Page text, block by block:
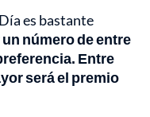
es bastante
número de entre
Entre
será el premio